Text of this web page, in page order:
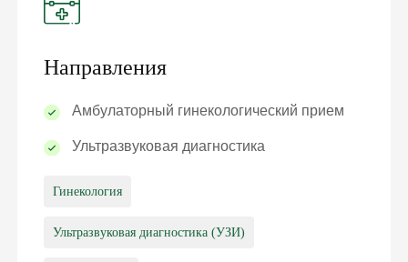
Направления
Амбулаторный гинекологический прием
Ультразвуковая диагностика
Гинекология
Ультразвуковая диагностика (УЗИ)